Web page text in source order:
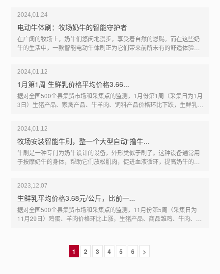
色、脂肪含量、嫩度等感官特征。三、新技术在肉牛选育中的应用随着
科技的发展，全基因组选择技术、胚胎技术、性控技术等新型育种技术
在肉牛选育中得到广泛应用。这些新技术能够提高选育效率和精度，加
快优良品种的培育速度。四、肉牛选育思路的发展当前，我国肉牛选育
思路不断拓展，从单一指标毛色花纹选育转变为注重肉质品质、繁育性
2024,01,24
电动牛体刷：牧场奶牛的智能守护者
在广阔的牧场上，奶牛们悠闲地漫步，享受着自然的恩赐。而在这些奶
牛的生活中，一款智能电动牛体刷正为它们带来前所未有的舒适体验。
过温和的按摩刺激，促进奶牛的血液循环，从而改善营养吸收。这一功
能的实现，使得奶牛能够更好地吸收饲料中的营养成分，进而提高产奶
量。与此同时，血液循环的增加还有助于奶牛的新陈代谢，增强其免疫
力，降低患病风险。二、有效预防皮肤病，提高健康水平皮肤是奶牛的
重要屏障，保护奶牛免受外部环境的侵害。然而，传统的牛刷往往无法
2024,01,12
1月第1周 生鲜乳价格平均价格3.66...
据对全国500个县集贸市场和采集点的监测，1月份第1周（采集日为1月
3日）生猪产品、家禽产品、牛羊肉、饲料产品价格环比下跌，生鲜乳价
平均价格80.95元/公斤，比前一周下跌0.3%，同比下跌8.2%。河北、辽
宁、吉林、山东和河南等主产省份牛肉价格70.52元/公斤，比前一周下
跌0.2%。全国羊肉平均价格77.17元/公斤，比前一周下跌0.2%，同比下
跌7.3%。河北、内蒙古、山东、河南和新疆等主产省份羊肉价格69.54
元/公斤，比前一周上涨0.1%。饲料价格。全...
2024,01,12
牧场安装智能牛刷，整一个大型自动“撸牛...
牛刷是一种专门为奶牛设计的设备，外形类似于刷子。这种设备通常用
于按摩奶牛的身体，帮助它们放松肌肉，促进血液循环，提高奶牛的舒
以减少人工按摩的时间和成本，提高生产效率。牧场安装智能牛刷，整
一个大型自动“撸牛”现场，欣赏一下：需要注意的是，不同品牌和型号
的牛刷在设计和功能上可能存在差异，因此在使用时需要根据实际情况
进行选择和使用。同钧智能牛刷还可以根据奶牛的个体差异，自动调整
按摩力度和频率，为每头奶牛提供个性化的按摩服务。这将极大地提高
2023,12,07
生鲜乳平均价格3.68元/公斤，比前一...
据对全国500个县集贸市场和采集点的监测，11月份第5周（采集日为
11月29日）鸡蛋、羊肉价格环比上涨，生猪产品、商品雏鸡、牛肉、生
0.3%，同比下跌10.7%。牛羊肉价格。全国牛肉平均价格81.71元/公
斤，比前一周下跌0.2%，同比下跌7.7%。河北、辽宁、吉林、山东和
1 2 3 4 5 6 >